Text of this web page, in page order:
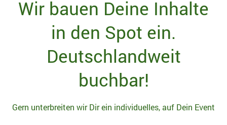
Wir bauen Deine Inhalte
in den Spot ein.
Deutschlandweit
buchbar!
Gern unterbreiten wir Dir ein individuelles, auf Dein Event